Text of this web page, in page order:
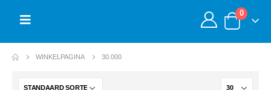
0
WINKELPAGINA 30.000